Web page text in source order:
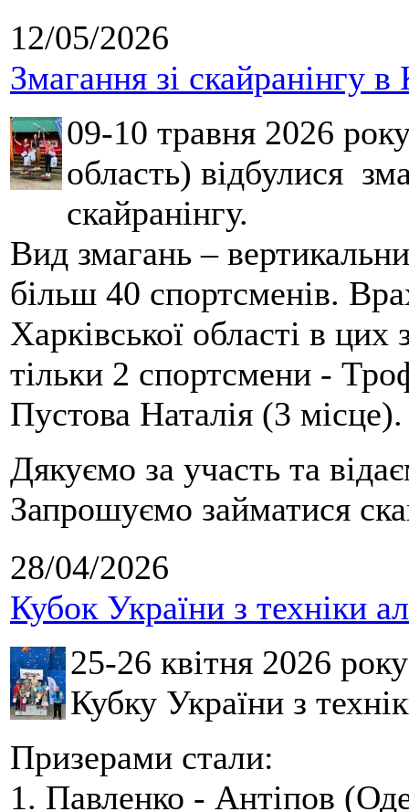
12/05/2026
Змагання зі скайранінгу в
09-10 травня 2026
область) відбулися
скайранінгу.
Вид змагань –
більш 40 спортсменів.
Харківської області в
тільки 2 спортсмени -
Пустова Наталія (3 місце).
Дякуємо за участь та
Запрошуємо займатися
28/04/2026
Кубок України з техніки
25-26 квітня 2026
Кубку України з
Призерами стали:
1. Павленко - Антіпов